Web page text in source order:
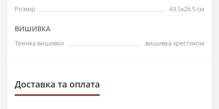
Розмір 43.5x26.5 см
ВИШИВКА
Техніка вишивки вишивка хрестиком
Доставка та оплата